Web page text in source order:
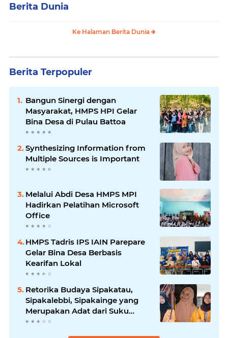
Berita Dunia
Ke Halaman Berita Dunia
Berita Terpopuler
Bangun Sinergi dengan
Masyarakat, HMPS HPI Gelar
Bina Desa di Pulau Battoa
Synthesizing Information from
Multiple Sources is Important
Melalui Abdi Desa HMPS MPI
Hadirkan Pelatihan Microsoft
Office
HMPS Tadris IPS IAIN Parepare
Gelar Bina Desa Berbasis
Kearifan Lokal
Retorika Budaya Sipakatau,
Sipakalebbi, Sipakainge yang
Merupakan Adat dari Suku
Bugis